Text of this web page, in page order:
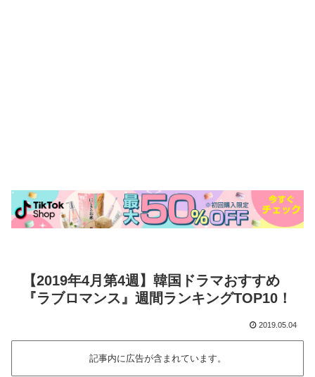
【2019年4月第4週】韓国ドラマおすすめ
『ラブロマンス』週間ランキングTOP10！
2019.05.04
記事内に広告が含まれています。